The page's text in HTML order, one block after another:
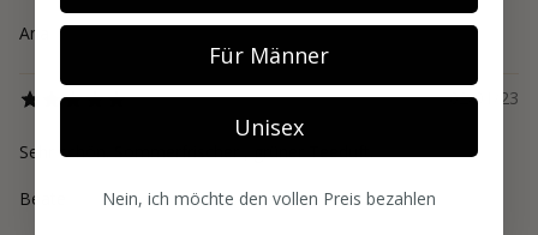
Ana
02/01/23
Sehr schön. Sommerfrischer , grüner Teeduft.
Beate
Für Männer
Unisex
Nein, ich möchte den vollen Preis bezahlen